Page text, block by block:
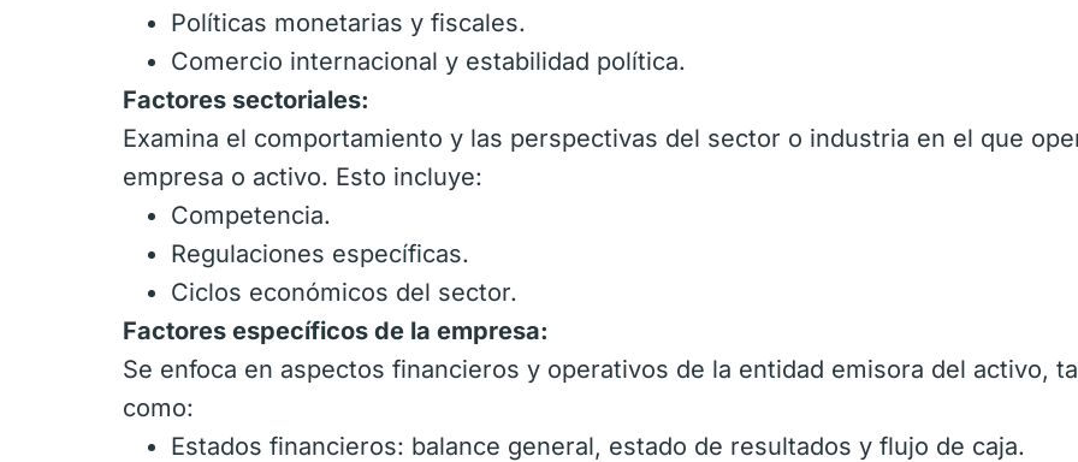
Políticas monetarias y fiscales.
Comercio internacional y estabilidad política.
Factores sectoriales:
Examina el comportamiento y las perspectivas del sector o industria en el que
empresa o activo. Esto incluye:
Competencia.
Regulaciones específicas.
Ciclos económicos del sector.
Factores específicos de la empresa:
Se enfoca en aspectos financieros y operativos de la entidad emisora del activo,
como:
Estados financieros: balance general, estado de resultados y flujo de caja.